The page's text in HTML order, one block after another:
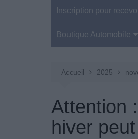
Inscription pour
Boutique Automobile
Entretien Automobile
Produits Boutique
Accueil 2025
Attention
hiver